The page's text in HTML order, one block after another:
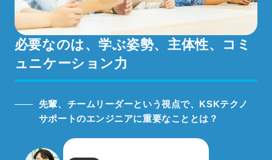
必要なのは、学ぶ姿勢、主体性、コミ
ュニケーション力
先輩、チームリーダーという視点で、 KSKテクノ
サポートのエンジニアに重要なこととは？